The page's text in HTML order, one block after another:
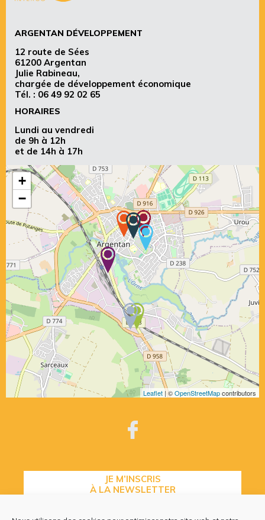
ARGENTAN DÉVELOPPEMENT
12 route de Sées
61200 Argentan
Julie Rabineau,
chargée de développement économique
Tél. : 06 49 92 02 65
HORAIRES
Lundi au vendredi
de 9h à 12h
et de 14h à 17h
+
−
Leaflet | ©OpenStreetMapcontributors
JE M’INSCRIS
À LA NEWSLETTER